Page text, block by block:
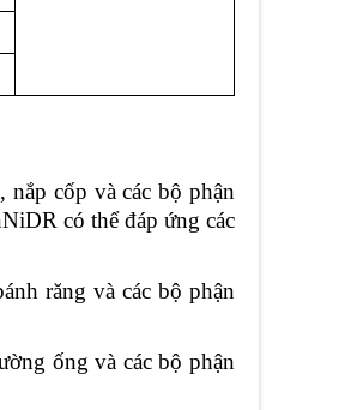
cốp và các bộ phận
có thể đáp ứng các
răng và các bộ phận
ống và các bộ phận